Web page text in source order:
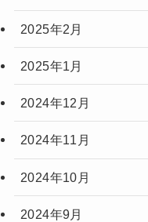
2025年2月
2025年1月
2024年12月
2024年11月
2024年10月
2024年9月